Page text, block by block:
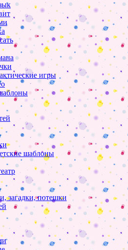
игры
шаблоны
загадки, потешки